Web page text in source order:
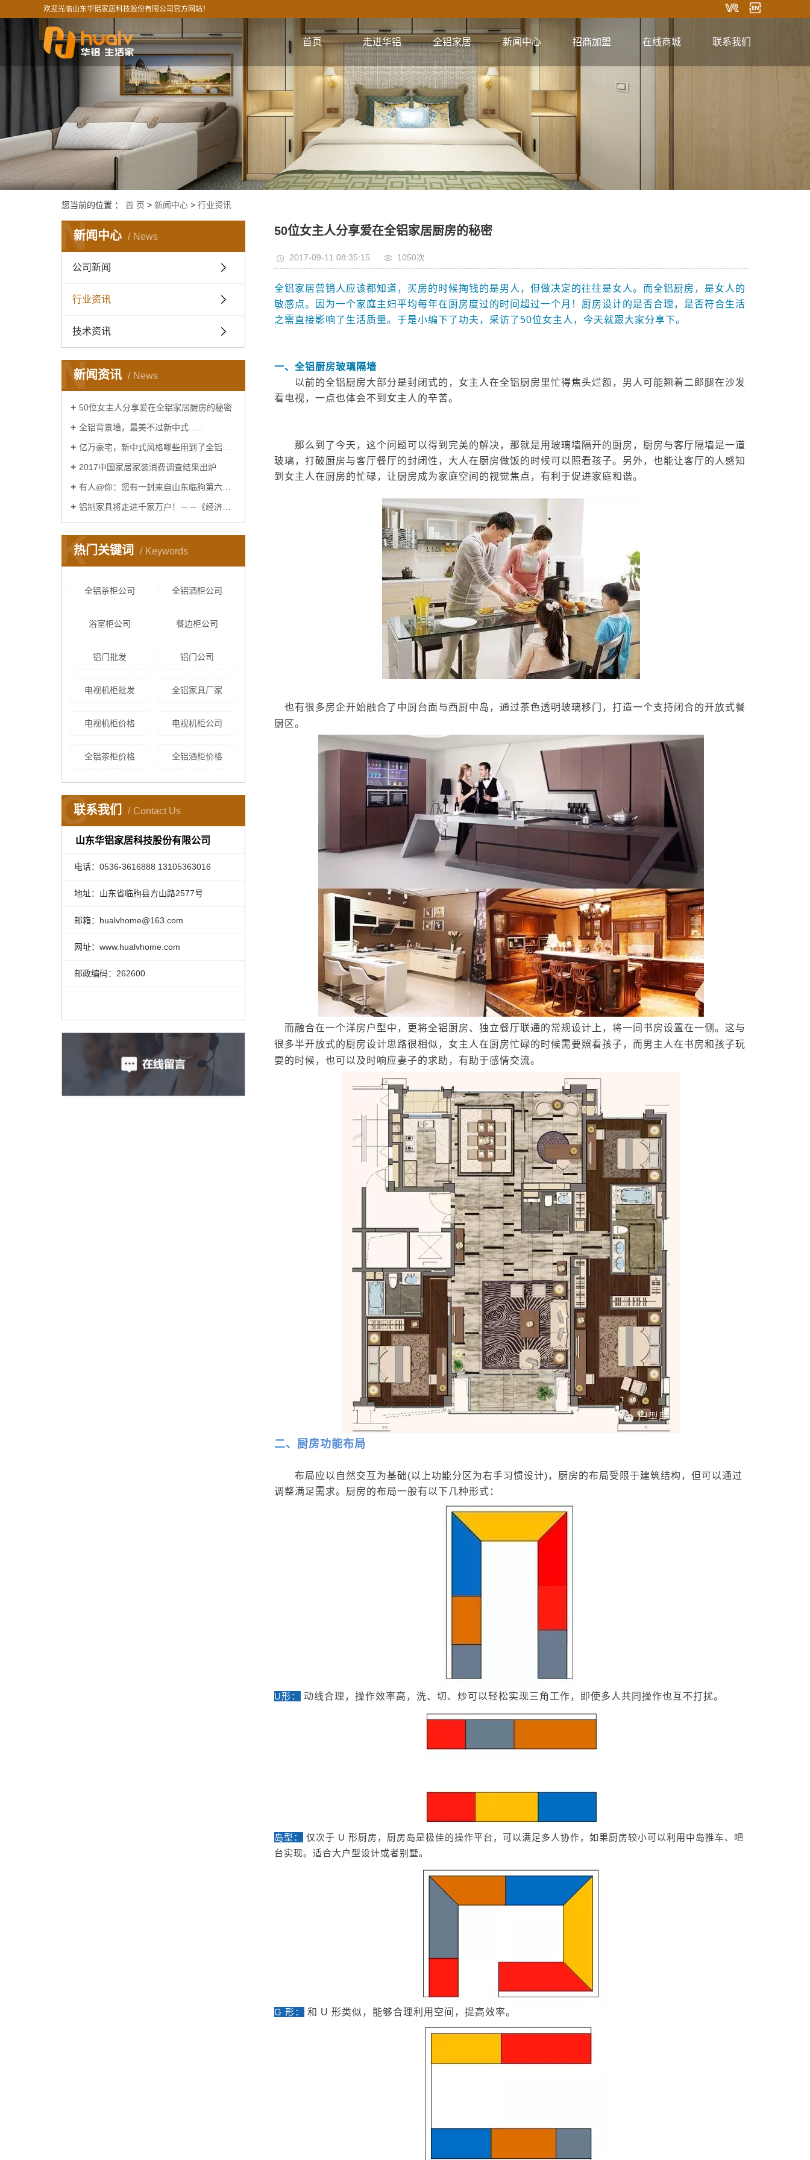
欢迎光临山东华铝家居科技股份有限公司官方网站！
首页 走进华铝
公司简介
企业文化
视频集锦
核心优势
全铝家居
全铝橱柜系列
全铝衣柜系列
全铝电视柜系列
全铝浴室柜系列
全铝餐边柜系列
全铝阳台柜系列
全铝鞋柜系列
全铝整装定制系列
新闻中心
公司新闻
技术资讯
招商加盟 在线商城 联系我们
您当前的位置 ： 首 页 > 新闻中心 > 行业资讯
新闻中心 News
N
公司新闻
行业资讯
技术资讯
新闻资讯 News
N
50位女主人分享爱在全铝家居厨房的秘密
全铝背景墙，最美不过新中式......
亿万豪宅，新中式风格哪些用到了全铝家居......
2017中国家居家装消费调查结果出炉
有人@你：您有一封来自山东临朐第六届窗博会的邀请函
铝制家具将走进千家万户！－－《经济日报》报道！
热门关键词 Keywords
K
全铝茶柜公司 全铝酒柜公司
浴室柜公司 餐边柜公司
铝门批发 铝门公司
电视机柜批发 全铝家具厂家
电视机柜价格 电视机柜公司
全铝茶柜价格 全铝酒柜价格
联系我们 Contact Us
C
山东华铝家居科技股份有限公司
电话：0536-3616888 13105363016
地址：山东省临朐县方山路2577号
邮箱：hualvhome@163.com
网址：www.hualvhome.com
邮政编码：262600
50位女主人分享爱在全铝家居厨房的秘密
2017-09-11 08:35:15 1050次
全铝家居营销人应该都知道，买房的时候掏钱的是男人，但做决定的往往是女人。而全铝厨房，是女人的
敏感点。因为一个家庭主妇平均每年在厨房度过的时间超过一个月！厨房设计的是否合理，是否符合生活
之需直接影响了生活质量。于是小编下了功夫，采访了50位女主人，今天就跟大家分享下。
一、全铝厨房玻璃隔墙
以前的全铝厨房大部分是封闭式的，女主人在全铝厨房里忙得焦头烂额，男人可能翘着二郎腿在沙发
看电视，一点也体会不到女主人的辛苦。
那么到了今天，这个问题可以得到完美的解决，那就是用玻璃墙隔开的厨房，厨房与客厅隔墙是一道
玻璃，打破厨房与客厅餐厅的封闭性，大人在厨房做饭的时候可以照看孩子。另外，也能让客厅的人感知
到女主人在厨房的忙碌，让厨房成为家庭空间的视觉焦点，有利于促进家庭和谐。
也有很多房企开始融合了中厨台面与西厨中岛，通过茶色透明玻璃移门，打造一个支持闭合的开放式餐
厨区。
而融合在一个洋房户型中，更将全铝厨房、独立餐厅联通的常规设计上，将一间书房设置在一侧。这与
很多半开放式的厨房设计思路很相似，女主人在厨房忙碌的时候需要照看孩子，而男主人在书房和孩子玩
耍的时候，也可以及时响应妻子的求助，有助于感情交流。
二、厨房功能布局
布局应以自然交互为基础(以上功能分区为右手习惯设计)，厨房的布局受限于建筑结构，但可以通过
调整满足需求。厨房的布局一般有以下几种形式：
U形： 动线合理，操作效率高，洗、切、炒可以轻松实现三角工作，即使多人共同操作也互不打扰。
岛型：
仅次于 U 形厨房，厨房岛是极佳的操作平台，可以满足多人协作，如果厨房较小可以利用中岛推车、吧
台实现。适合大户型设计或者别墅。
G 形： 和 U 形类似，能够合理利用空间，提高效率。